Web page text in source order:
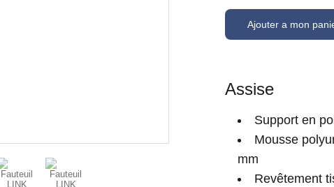
Ajouter a mon
Assise
Support en
Mousse
mm
Revêtement